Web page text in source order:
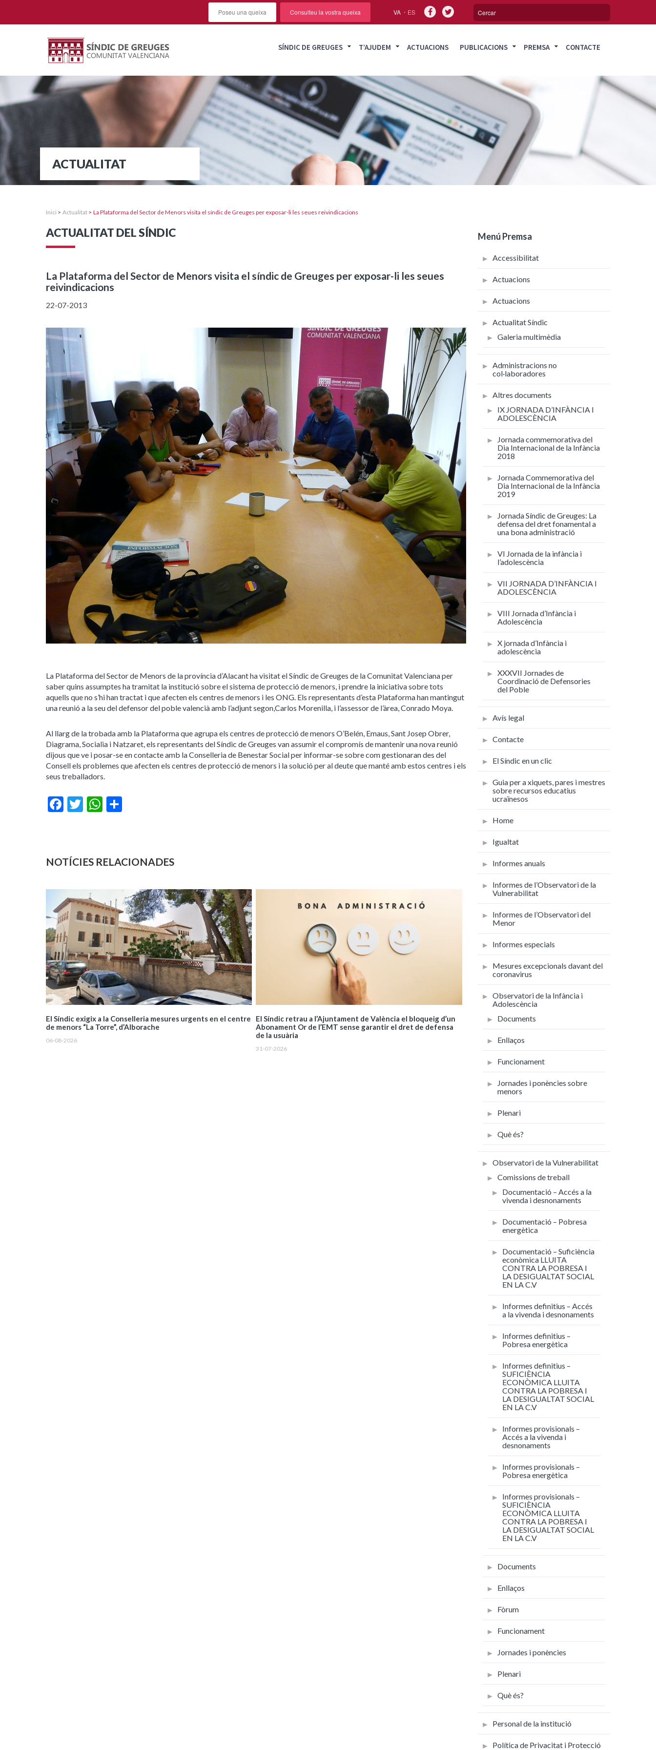
VA ES
Poseu una queixa Consulteu la vostra queixa
SÍNDIC DE GREUGES T’AJUDEM ACTUACIONS PUBLICACIONS PREMSA CONTACTE
ACTUALITAT
Inici > Actualitat> La Plataforma del Sector de Menors visita el síndic de Greuges per exposar-li les seues reivindicacions
ACTUALITAT DEL SÍNDIC
La Plataforma del Sector de Menors visita el síndic de Greuges per exposar-li les seues
reivindicacions
22-07-2013
La Plataforma del Sector de Menors de la província d’Alacant ha visitat el Síndic de Greuges de la Comunitat Valenciana per
saber quins assumptes ha tramitat la institució sobre el sistema de protecció de menors, i prendre la iniciativa sobre tots
aquells que no s’hi han tractat i que afecten els centres de menors i les ONG. Els representants d’esta Plataforma han mantingut
una reunió a la seu del defensor del poble valencià amb l’adjunt segon,Carlos Morenilla, i l’assessor de l’àrea, Conrado Moya.
Al llarg de la trobada amb la Plataforma que agrupa els centres de protecció de menors O’Belén, Emaus, Sant Josep Obrer,
Diagrama, Socialia i Natzaret, els representants del Síndic de Greuges van assumir el compromís de mantenir una nova reunió
dijous que ve i posar-se en contacte amb la Conselleria de Benestar Social per informar-se sobre com gestionaran des del
Consell els problemes que afecten els centres de protecció de menors i la solució per al deute que manté amb estos centres i els
seus treballadors.
Facebook
Twitter WhatsApp
NOTÍCIES RELACIONADES
El Síndic exigix a la Conselleria mesures urgents en el centre
de menors “La Torre”, d’Alborache
06-08-2026
El Síndic retrau a l’Ajuntament de València el bloqueig d’un
Abonament Or de l’EMT sense garantir el dret de defensa
de la usuària
31-07-2026
Menú Premsa
Accessibilitat
Actuacions
Actuacions
Actualitat Síndic
Galeria multimèdia
Administracions no
col·laboradores
Altres documents
IX JORNADA D’INFÀNCIA I
ADOLESCÈNCIA
Jornada commemorativa del
Dia Internacional de la Infància
2018
Jornada Commemorativa del
Dia Internacional de la Infància
2019
Jornada Síndic de Greuges: La
defensa del dret fonamental a
una bona administració
VI Jornada de la infància i
l’adolescència
VII JORNADA D’INFÀNCIA I
ADOLESCÈNCIA
VIII Jornada d’Infància i
Adolescència
X jornada d’Infància i
adolescència
XXXVII Jornades de
Coordinació de Defensories
del Poble
Avís legal
Contacte
El Síndic en un clic
Guia per a xiquets, pares i mestres
sobre recursos educatius
ucraïnesos
Home
Igualtat
Informes anuals
Informes de l’Observatori de la
Vulnerabilitat
Informes de l’Observatori del
Menor
Informes especials
Mesures excepcionals davant del
coronavirus
Observatori de la Infància i
Adolescència
Documents
Enllaços
Funcionament
Jornades i ponències sobre
menors
Plenari
Què és?
Observatori de la Vulnerabilitat
Comissions de treball
Documentació – Accés a la
vivenda i desnonaments
Documentació – Pobresa
energètica
Documentació – Suficiència
econòmica LLUITA
CONTRA LA POBRESA I
LA DESIGUALTAT SOCIAL
EN LA C.V
Informes definitius – Accés
a la vivenda i desnonaments
Informes definitius –
Pobresa energètica
Informes definitius –
SUFICIÈNCIA
ECONÒMICA LLUITA
CONTRA LA POBRESA I
LA DESIGUALTAT SOCIAL
EN LA C.V
Informes provisionals –
Accés a la vivenda i
desnonaments
Informes provisionals –
Pobresa energètica
Informes provisionals –
SUFICIÈNCIA
ECONÒMICA LLUITA
CONTRA LA POBRESA I
LA DESIGUALTAT SOCIAL
EN LA C.V
Documents
Enllaços
Fòrum
Funcionament
Jornades i ponències
Plenari
Què és?
Personal de la institució
Política de Privacitat i Protecció